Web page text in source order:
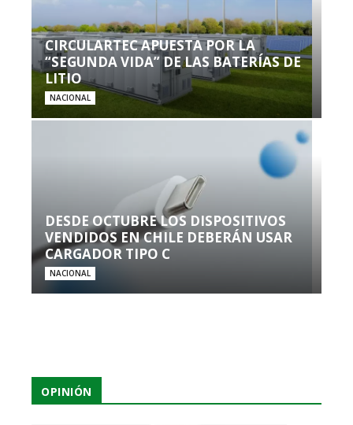
CIRCULARTEC APUESTA POR LA
“SEGUNDA VIDA” DE LAS BATERÍAS DE
LITIO
NACIONAL
DESDE OCTUBRE LOS DISPOSITIVOS
VENDIDOS EN CHILE DEBERÁN USAR
CARGADOR TIPO C
NACIONAL
OPINIÓN